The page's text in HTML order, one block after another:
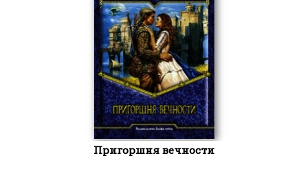
Пригоршня вечности